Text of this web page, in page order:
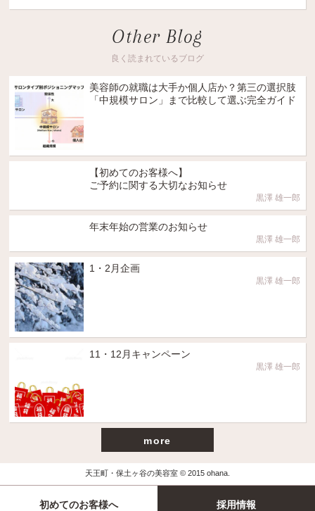
Other Blog
良く読まれているブログ
美容師の就職は大手か個人店か？第三の選択肢
「中規模サロン」まで比較して選ぶ完全ガイド
【初めてのお客様へ】
ご予約に関する大切なお知らせ
黒澤 雄一郎
年末年始の営業のお知らせ
黒澤 雄一郎
1・2月企画
黒澤 雄一郎
11・12月キャンペーン
黒澤 雄一郎
more
初めてのお客様へ 採用情報
天王町・保土ヶ谷の美容室 © 2015 ohana.